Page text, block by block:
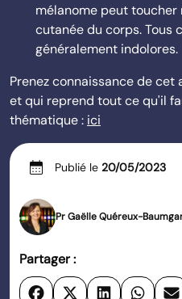
mélanome peut toucher
cutanée du corps. Tous
généralement indolores.
Prenez connaissance de
et qui reprend tout ce qu'il
thématique : ici
calendar_month Publié le 20/05/2023
Pr Gaëlle Quéreux-
Partager :